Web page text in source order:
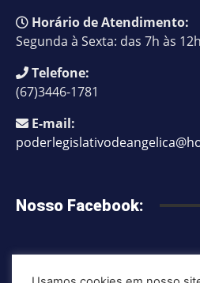
Horário de Atendimento:
Segunda à Sexta: das 7h às
Telefone:
(67)3446-1781
E-mail:
Nosso Facebook: